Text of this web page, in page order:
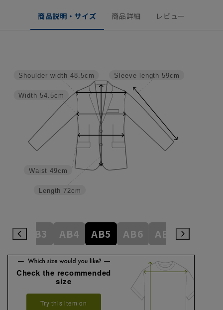
商品説明・サイズ 商品詳細 レビュー
Sleeve length 59cm
Length 72cm
Waist 49cm
Width 54.5cm
Shoulder width 48.5cm
A8 AB3 AB4 AB5 AB6 AB7 AB8
Check the recommended
size
Try this item on